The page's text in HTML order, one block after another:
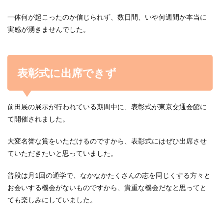
一体何が起こったのか信じられず、数日間、いや何週間か本当に
実感が湧きませんでした。
表彰式に出席できず
前田展の展示が行われている期間中に、表彰式が東京交通会館に
て開催されました。
大変名誉な賞をいただけるのですから、表彰式にはぜひ出席させ
ていただきたいと思っていました。
普段は月1回の通学で、なかなかたくさんの志を同じくする方々と
お会いする機会がないものですから、貴重な機会だなと思ってと
ても楽しみにしていました。